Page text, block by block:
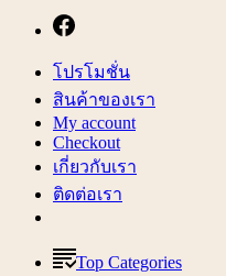
โปรโมชั่น
สินค้าของเรา
My account
Checkout
เกี่ยวกับเรา
ติดต่อเรา
Top Categories